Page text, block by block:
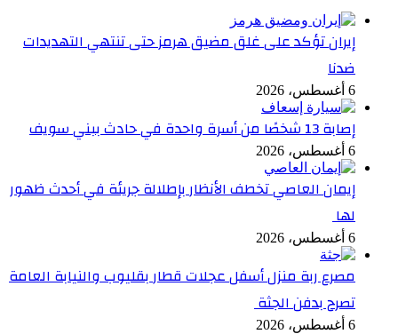
إيران تؤكد على غلق مضيق هرمز حتى تنتهي التهديدات
ضدنا
6 أغسطس، 2026
إصابة 13 شخصًا من أسرة واحدة في حادث ببني سويف
6 أغسطس، 2026
إيمان العاصي تخطف الأنظار بإطلالة جريئة في أحدث ظهور
لها
6 أغسطس، 2026
مصرع ربة منزل أسفل عجلات قطار بقليوب والنيابة العامة
تصرح بدفن الجثة
6 أغسطس، 2026